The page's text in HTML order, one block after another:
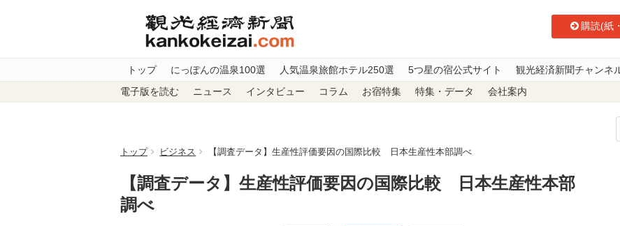
購読(紙
トップ にっぽんの温泉100選 人気温泉旅館ホテル250選 5つ星の宿公式サイト 観光経済新聞チャンネ
電子版を読む ニュース インタビュー コラム お宿特集 特集・データ 会社案内
トップ ビジネス 【調査データ】生産性評価要因の国際比較 日本生産性本部調べ
【調査データ】生産性評価要因の国際比較 日本生産性本部
調べ